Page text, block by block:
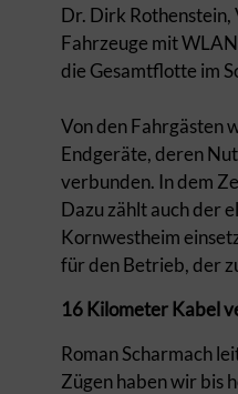
Dr. Dirk
Fahrzeuge mit
die Gesamtflotte im
Von den Fahrgästen
Endgeräte, deren
verbunden. In dem
Dazu zählt auch der
Kornwestheim
für den Betrieb, der
16 Kilometer Kabel
Roman Scharmach
Zügen haben wir bis